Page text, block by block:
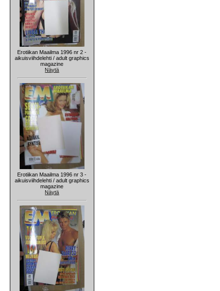
Erotiikan Maailma 1996 nr 2 -
aikuisviihdelehti / adult graphics
magazine
Näytä
Erotiikan Maailma 1996 nr 3 -
aikuisviihdelehti / adult graphics
magazine
Näytä